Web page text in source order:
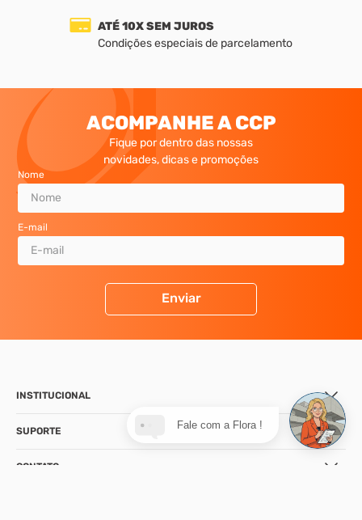
ATÉ 10X SEM JUROS
Condições especiais de parcelamento
ACOMPANHE A CCP
Fique por dentro das nossas
novidades, dicas e promoções
Nome
E-mail
Enviar
INSTITUCIONAL
SUPORTE
CONTATO
Fale com a Flora !